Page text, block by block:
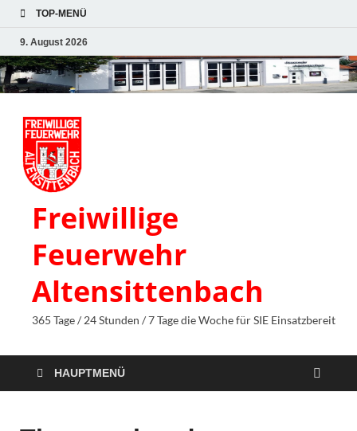
TOP-MENÜ
9. August 2026
Freiwillige
Feuerwehr
Altensittenbach
365 Tage / 24 Stunden / 7 Tage die Woche für SIE Einsatzbereit
HAUPTMENÜ